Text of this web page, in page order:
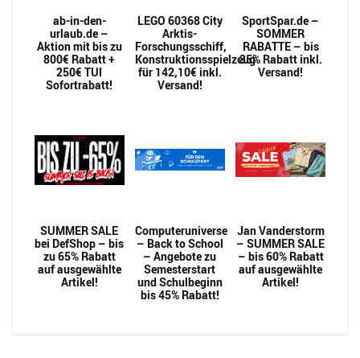
ab-in-den-
urlaub.de –
Aktion mit bis zu
800€ Rabatt +
250€ TUI
Sofortrabatt!
LEGO 60368 City
Arktis-
Forschungsschiff,
Konstruktionsspielzeug
für 142,10€ inkl.
Versand!
SportSpar.de –
SOMMER
RABATTE – bis
35% Rabatt inkl.
Versand!
SUMMER SALE
bei DefShop – bis
zu 65% Rabatt
auf ausgewählte
Artikel!
Computeruniverse
– Back to School
– Angebote zu
Semesterstart
und Schulbeginn
bis 45% Rabatt!
Jan Vanderstorm
– SUMMER SALE
– bis 60% Rabatt
auf ausgewählte
Artikel!